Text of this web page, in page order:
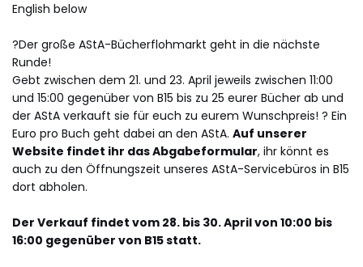
English below
?Der große AStA-Bücherflohmarkt geht in die nächste
Runde!
Gebt zwischen dem 21. und 23. April jeweils zwischen 11:00
und 15:00 gegenüber von B15 bis zu 25 eurer Bücher ab und
der AStA verkauft sie für euch zu eurem Wunschpreis! ? Ein
Euro pro Buch geht dabei an den AStA. Auf unserer
Website findet ihr das Abgabeformular, ihr könnt es
auch zu den Öffnungszeit unseres AStA-Servicebüros in B15
dort abholen.
Der Verkauf findet vom 28. bis 30. April von 10:00 bis
16:00 gegenüber von B15 statt.